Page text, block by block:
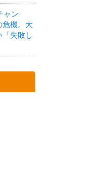
ャン
危機。大
失敗し